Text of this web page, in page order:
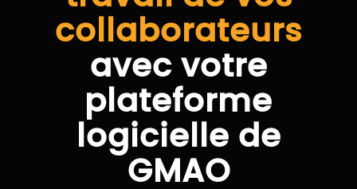
collaborateurs
avec votre
plateforme
logicielle de
GMAO